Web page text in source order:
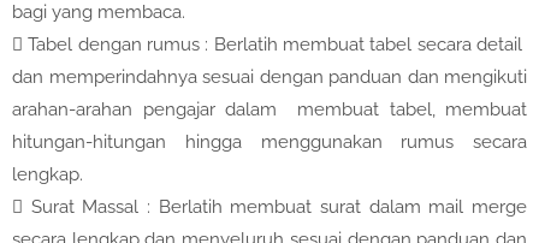
bagi yang membaca.
 Tabel dengan rumus : Berlatih membuat tabel secara detail
dan memperindahnya sesuai dengan panduan dan mengikuti
arahan-arahan pengajar dalam membuat tabel, membuat
hitungan-hitungan hingga menggunakan rumus secara
lengkap.
 Surat Massal : Berlatih membuat surat dalam mail merge